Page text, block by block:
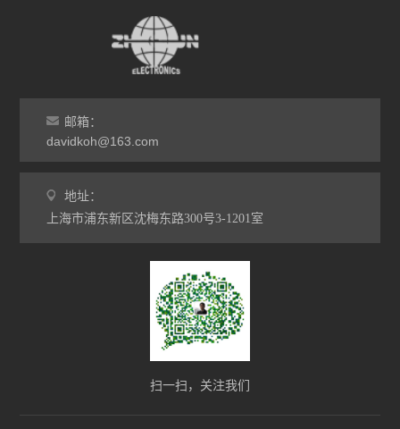
邮箱：
davidkoh@163.com
地址：
上海市浦东新区沈梅东路300号3-1201室
扫一扫，关注我们